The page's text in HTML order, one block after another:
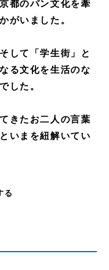
都のパン文化を牽
がいました。
して「学生街」と
る文化を生活のな
した。
きたお二人の言葉
いまを紐解いてい
る